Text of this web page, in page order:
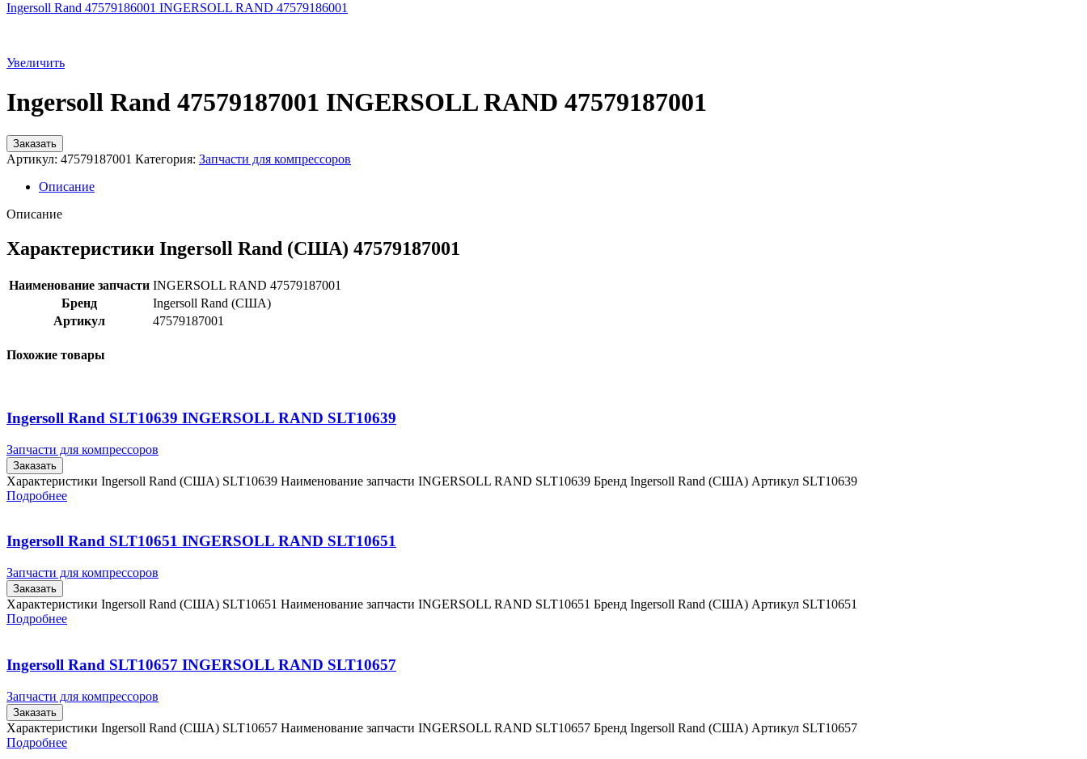
Ingersoll Rand 47579186001 INGERSOLL RAND 47579186001
Увеличить
Ingersoll Rand 47579187001 INGERSOLL RAND 47579187001
Заказать
Артикул: 47579187001 Категория: Запчасти для компрессоров
Описание
Описание
Характеристики Ingersoll Rand (США) 47579187001
Наименование запчасти INGERSOLL RAND 47579187001
Бренд
Ingersoll Rand (США)
Артикул
47579187001
Похожие товары
Ingersoll Rand SLT10639 INGERSOLL RAND SLT10639
Запчасти для компрессоров
Заказать
Характеристики Ingersoll Rand (США) SLT10639 Наименование запчасти INGERSOLL RAND SLT10639 Бренд Ingersoll Rand (США) Артикул SLT10639
Подробнее
Ingersoll Rand SLT10651 INGERSOLL RAND SLT10651
Запчасти для компрессоров
Заказать
Характеристики Ingersoll Rand (США) SLT10651 Наименование запчасти INGERSOLL RAND SLT10651 Бренд Ingersoll Rand (США) Артикул SLT10651
Подробнее
Ingersoll Rand SLT10657 INGERSOLL RAND SLT10657
Запчасти для компрессоров
Заказать
Характеристики Ingersoll Rand (США) SLT10657 Наименование запчасти INGERSOLL RAND SLT10657 Бренд Ingersoll Rand (США) Артикул SLT10657
Подробнее